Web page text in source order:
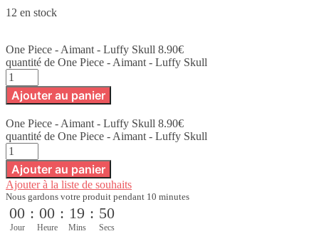
12 en stock
One Piece - Aimant - Luffy Skull 8.90€
quantité de One Piece - Aimant - Luffy Skull
Ajouter au panier
One Piece - Aimant - Luffy Skull 8.90€
quantité de One Piece - Aimant - Luffy Skull
Ajouter au panier
Ajouter à la liste de souhaits
Nous gardons votre produit pendant 10 minutes
00
Jour
: 00
Heure
: 19
Mins
: 50
Secs